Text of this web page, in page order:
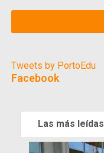
Tweets by PortoEdu
Facebook
Las más leídas